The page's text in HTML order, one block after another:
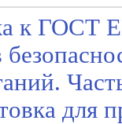
к ГОСТ
для